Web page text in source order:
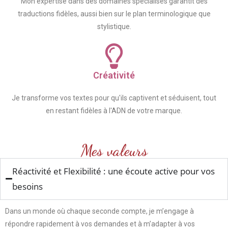
traductions fidèles, aussi bien sur le plan terminologique que
stylistique.
Créativité
Je transforme vos textes pour qu'ils captivent et séduisent, tout
en restant fidèles à l'ADN de votre marque.
Mes valeurs
Réactivité et Flexibilité : une écoute active pour vos
besoins
Dans un monde où chaque seconde compte, je m’engage à
répondre rapidement à vos demandes et à m’adapter à vos